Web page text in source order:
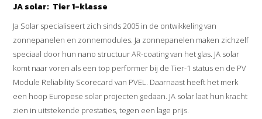
JA solar: Tier 1-klasse
Ja Solar specialiseert zich sinds 2005 in de ontwikkeling van
zonnepanelen en zonnemodules. Ja zonnepanelen maken zichzelf
speciaal door hun nano structuur AR-coating van het glas. JA solar
komt naar voren als een top performer bij de Tier-1 status en de PV
Module Reliability Scorecard van PVEL. Daarnaast heeft het merk
een hoop Europese solar projecten gedaan. JA solar laat hun kracht
zien in uitstekende prestaties, tegen een lage prijs.